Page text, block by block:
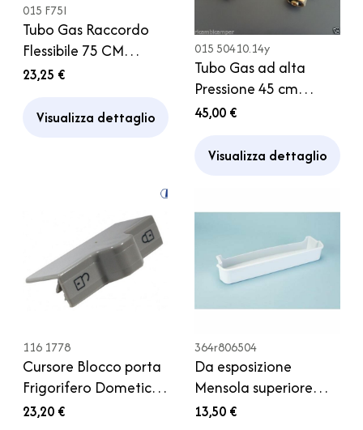
015 F75I
Tubo Gas Raccordo
Flessibile 75 CM
Manichetta diam 8
23,25 €
Visualizza dettaglio
015 50410.14y
Tubo Gas ad alta
Pressione 45 cm
Truma Attacco Italia
Caravan
45,00 €
Visualizza dettaglio
116 1778
Cursore Blocco porta
Frigorifero Dometic
7605 Camper
23,20 €
364r806504
Da esposizione
Mensola superiore
portauova Porta
13,50 €